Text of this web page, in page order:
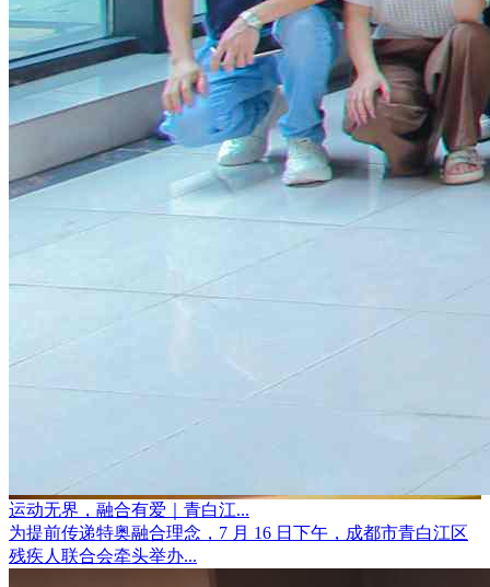
运动无界，融合有爱｜青白江...
为提前传递特奥融合理念，7 月 16 日下午，成都市青白江区
残疾人联合会牵头举办...